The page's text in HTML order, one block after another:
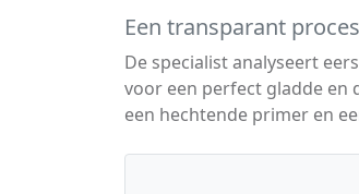
Een transparant
De specialist analyseert
voor een perfect gladde en
een hechtende primer en